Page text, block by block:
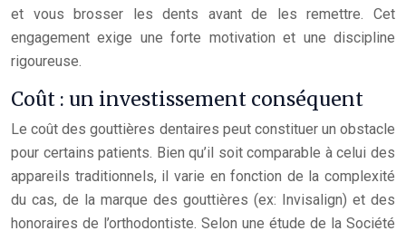
et vous brosser les dents avant de les remettre. Cet
engagement exige une forte motivation et une discipline
rigoureuse.
Coût : un investissement conséquent
Le coût des gouttières dentaires peut constituer un obstacle
pour certains patients. Bien qu’il soit comparable à celui des
appareils traditionnels, il varie en fonction de la complexité
du cas, de la marque des gouttières (ex: Invisalign) et des
honoraires de l’orthodontiste. Selon une étude de la Société